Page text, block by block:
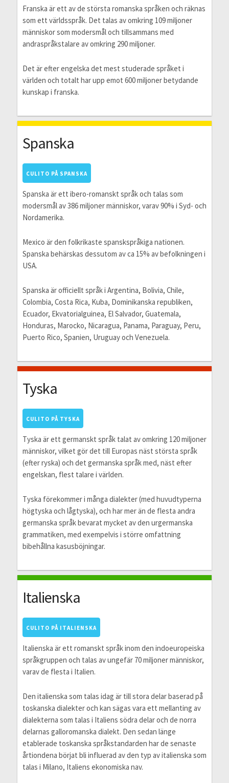
Franska är ett av de största romanska språken och räknas
som ett världsspråk. Det talas av omkring 109 miljoner
människor som modersmål och tillsammans med
andraspråkstalare av omkring 290 miljoner.
Det är efter engelska det mest studerade språket i
världen och totalt har upp emot 600 miljoner betydande
kunskap i franska.
Spanska
CULITO PÅ SPANSKA
Spanska är ett ibero-romanskt språk och talas som
modersmål av 386 miljoner människor, varav 90% i Syd- och
Nordamerika.
Mexico är den folkrikaste spanskspråkiga nationen.
Spanska behärskas dessutom av ca 15% av befolkningen i
USA.
Spanska är officiellt språk i Argentina, Bolivia, Chile,
Colombia, Costa Rica, Kuba, Dominikanska republiken,
Ecuador, Ekvatorialguinea, El Salvador, Guatemala,
Honduras, Marocko, Nicaragua, Panama, Paraguay, Peru,
Puerto Rico, Spanien, Uruguay och Venezuela.
Tyska
CULITO PÅ TYSKA
Tyska är ett germanskt språk talat av omkring 120 miljoner
människor, vilket gör det till Europas näst största språk
(efter ryska) och det germanska språk med, näst efter
engelskan, flest talare i världen.
Tyska förekommer i många dialekter (med huvudtyperna
högtyska och lågtyska), och har mer än de flesta andra
germanska språk bevarat mycket av den urgermanska
grammatiken, med exempelvis i större omfattning
bibehållna kasusböjningar.
Italienska
CULITO PÅ ITALIENSKA
Italienska är ett romanskt språk inom den indoeuropeiska
språkgruppen och talas av ungefär 70 miljoner människor,
varav de flesta i Italien.
Den italienska som talas idag är till stora delar baserad på
toskanska dialekter och kan sägas vara ett mellanting av
dialekterna som talas i Italiens södra delar och de norra
delarnas galloromanska dialekt. Den sedan länge
etablerade toskanska språkstandarden har de senaste
årtiondena börjat bli influerad av den typ av italienska som
talas i Milano, Italiens ekonomiska nav.